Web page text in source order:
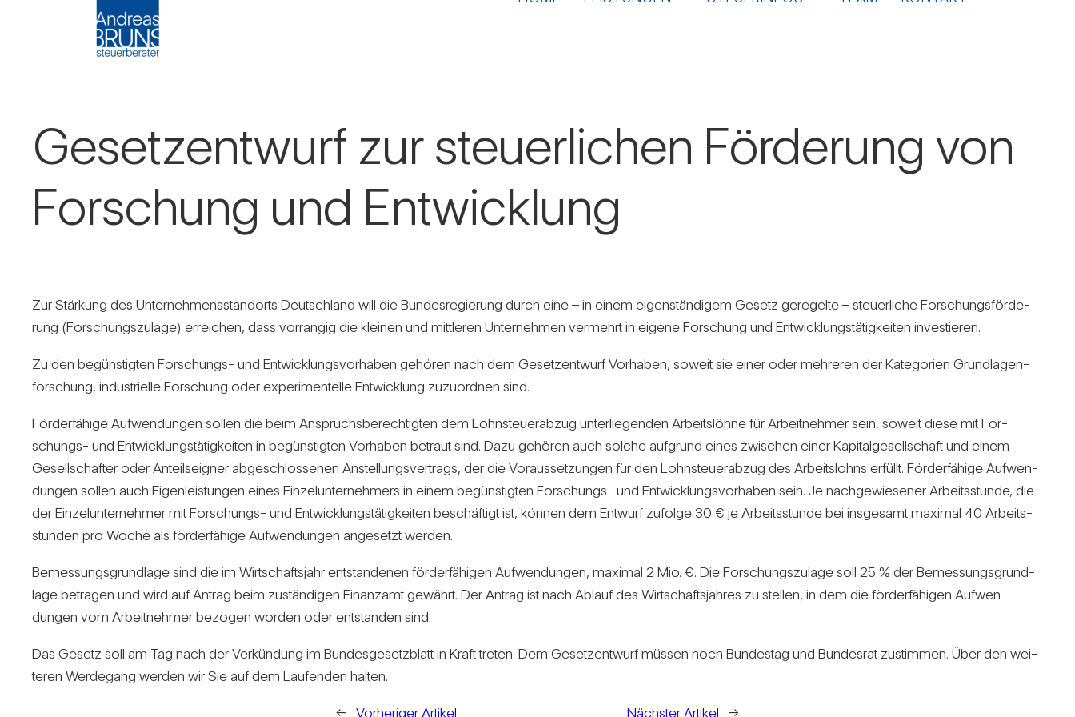
Gesetz­ent­wurf zur steu­er­li­chen För­de­rung von
For­schung und Ent­wick­lung
Zur Stär­kung des Unter­neh­mens­stand­orts Deutsch­land will die Bun­des­re­gie­rung durch eine – in einem eigen­stän­digem Gesetz gere­gelte – steu­er­liche For­schungs­för­de­
rung (For­schungs­zu­lage) errei­chen, dass vor­rangig die kleinen und mitt­leren Unter­nehmen ver­mehrt in eigene For­schung und Ent­wick­lungs­tä­tig­keiten inves­tieren.
Zu den begüns­tigten For­schungs- und Ent­wick­lungs­vor­haben gehören nach dem Gesetz­ent­wurf Vor­haben, soweit sie einer oder meh­reren der Kate­go­rien Grund­la­gen­
for­schung, indus­tri­elle For­schung oder expe­ri­men­telle Ent­wick­lung zuzu­ordnen sind.
För­der­fä­hige Auf­wen­dungen sollen die beim Anspruchs­be­rech­tigten dem Lohn­steu­er­abzug unter­lie­genden Arbeits­löhne für Arbeit­nehmer sein, soweit diese mit For­
schungs- und Ent­wick­lungs­tä­tig­keiten in begüns­tigten Vor­haben betraut sind. Dazu gehören auch solche auf­grund eines zwi­schen einer Kapi­tal­ge­sell­schaft und einem
Gesell­schafter oder Anteils­eigner abge­schlos­senen Anstel­lungs­ver­trags, der die Vor­aus­set­zungen für den Lohn­steu­er­abzug des Arbeits­lohns erfüllt. För­der­fä­hige Auf­wen­
dungen sollen auch Eigen­leis­tungen eines Ein­zel­un­ter­neh­mers in einem begüns­tigten For­schungs- und Ent­wick­lungs­vor­haben sein. Je nach­ge­wie­sener Arbeits­stunde, die
der Ein­zel­un­ter­nehmer mit For­schungs- und Ent­wick­lungs­tä­tig­keiten beschäf­tigt ist, können dem Ent­wurf zufolge 30 € je Arbeits­stunde bei ins­ge­samt maximal 40 Arbeits­
stunden pro Woche als för­der­fä­hige Auf­wen­dungen ange­setzt werden.
Bemes­sungs­grund­lage sind die im Wirt­schafts­jahr ent­stan­denen för­der­fä­higen Auf­wen­dungen, maximal 2 Mio. €. Die For­schungs­zu­lage soll 25 % der Bemes­sungs­grund­
lage betragen und wird auf Antrag beim zustän­digen Finanzamt gewährt. Der Antrag ist nach Ablauf des Wirt­schafts­jahres zu stellen, in dem die för­der­fä­higen Auf­wen­
dungen vom Arbeit­nehmer bezogen worden oder ent­standen sind.
Das Gesetz soll am Tag nach der Ver­kün­dung im Bun­des­ge­setz­blatt in Kraft treten. Dem Gesetz­ent­wurf müssen noch Bun­destag und Bun­desrat zustimmen. Über den wei­
teren Wer­de­gang werden wir Sie auf dem Lau­fenden halten.
← Vorheriger Artikel Nächster Artikel →